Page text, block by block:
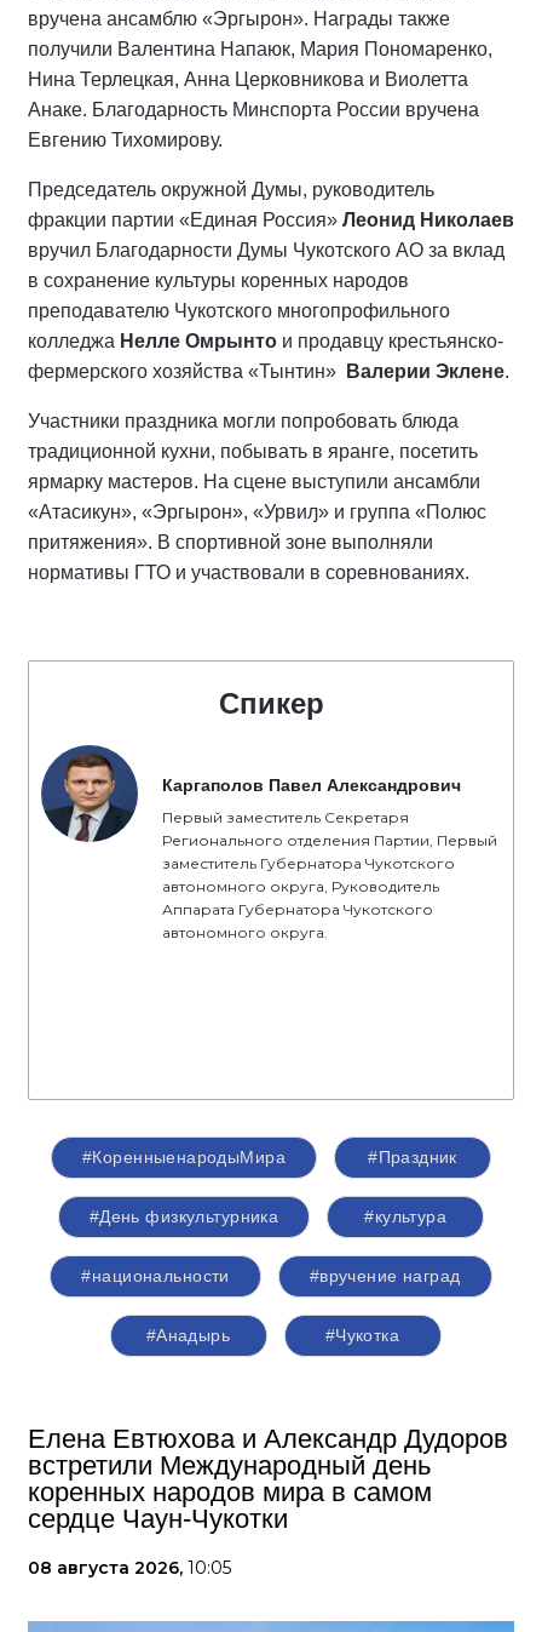
вручена ансамблю «Эргырон». Награды также
получили Валентина Напаюк, Мария Пономаренко,
Нина Терлецкая, Анна Церковникова и Виолетта
Анаке. Благодарность Минспорта России вручена
Евгению Тихомирову.
Председатель окружной Думы, руководитель
фракции партии «Единая Россия» Леонид Николаев
вручил Благодарности Думы Чукотского АО за вклад
в сохранение культуры коренных народов
преподавателю Чукотского многопрофильного
колледжа Нелле Омрынто и продавцу крестьянско-
фермерского хозяйства «Тынтин»
Валерии Эклене.
Участники праздника могли попробовать блюда
традиционной кухни, побывать в яранге, посетить
ярмарку мастеров. На сцене выступили ансамбли
«Атасикун», «Эргырон», «Урвиԓ» и группа «Полюс
притяжения». В спортивной зоне выполняли
нормативы ГТО и участвовали в соревнованиях.
Спикер
Каргаполов Павел Александрович
Первый заместитель Секретаря
Регионального отделения Партии, Первый
заместитель Губернатора Чукотского
автономного округа, Руководитель
Аппарата Губернатора Чукотского
автономного округа.
#КоренныенародыМира #Праздник
#День физкультурника #культура
#национальности #вручение наград
#Анадырь #Чукотка
Елена Евтюхова и Александр Дудоров
встретили Международный день
коренных народов мира в самом
сердце Чаун-Чукотки
08 августа 2026, 10:05